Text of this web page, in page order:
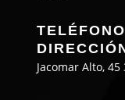
Jacomar Alto,